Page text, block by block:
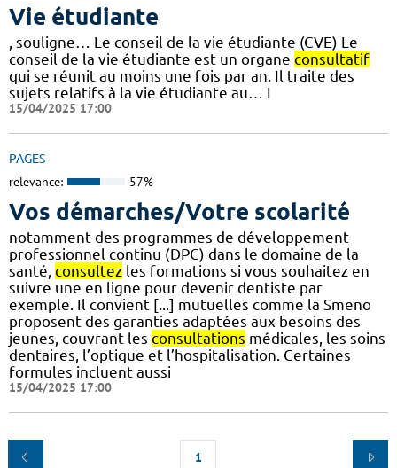
Vie étudiante
, souligne… Le conseil de la vie étudiante (CVE) Le
conseil de la vie étudiante est un organe consultatif
qui se réunit au moins une fois par an. Il traite des
sujets relatifs à la vie étudiante au… I
15/04/2025 17:00
PAGES
relevance: 57%
Vos démarches/Votre scolarité
notamment des programmes de développement
professionnel continu (DPC) dans le domaine de la
santé, consultez les formations si vous souhaitez en
suivre une en ligne pour devenir dentiste par
exemple. Il convient [...] mutuelles comme la Smeno
proposent des garanties adaptées aux besoins des
jeunes, couvrant les consultations médicales, les soins
dentaires, l’optique et l’hospitalisation. Certaines
formules incluent aussi
15/04/2025 17:00
1